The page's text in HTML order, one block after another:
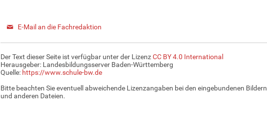
E-Mail an die Fachredaktion
Der Text dieser Seite ist verfügbar unter der LizenzCC BY 4.0 International
Herausgeber: Landesbildungsserver Baden-Württemberg
Quelle: https://www.schule-bw.de
Bitte beachten Sie eventuell abweichende Lizenzangaben bei den eingebundenen Bildern
und anderen Dateien.